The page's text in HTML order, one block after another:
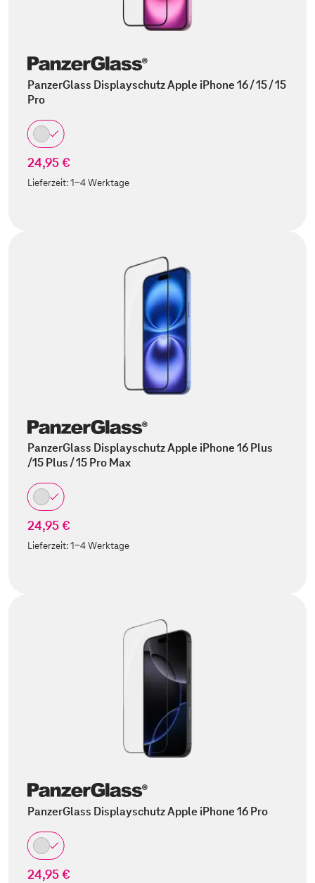
PanzerGlass Displayschutz Apple iPhone 16 / 15 / 15
Pro
24,95 €
Lieferzeit:1-4 Werktage
PanzerGlass Displayschutz Apple iPhone 16 Plus
/15 Plus / 15 Pro Max
24,95 €
Lieferzeit:1-4 Werktage
PanzerGlass Displayschutz Apple iPhone 16 Pro
24,95 €